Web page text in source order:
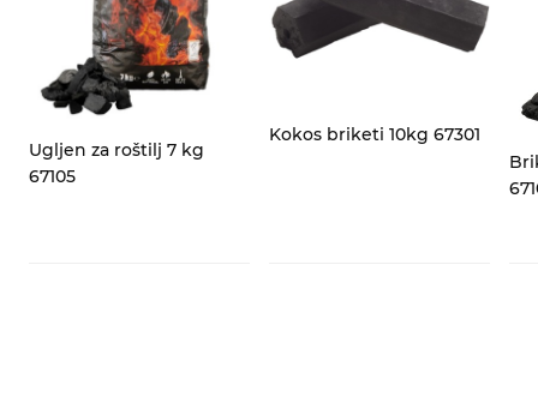
Ugljen za roštilj 7 kg
67105
Kokos briketi 10kg 67301